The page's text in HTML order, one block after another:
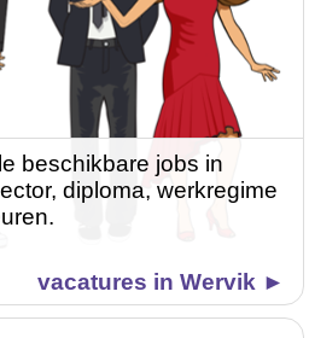
beschikbare jobs in
diploma, werkregime
vacatures in Wervik ►